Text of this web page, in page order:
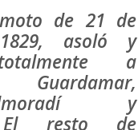
de 21 de
asoló y
a
Guardamar,
y
El resto de